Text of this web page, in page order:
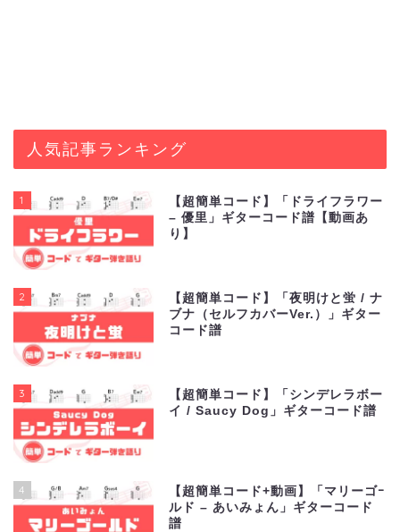
人気記事ランキング
1
【超簡単コード】「ドライフラワー
– 優里」ギターコード譜【動画あ
り】
2
【超簡単コード】「夜明けと蛍 / ナ
ブナ（セルフカバーVer.）」ギター
コード譜
3
【超簡単コード】「シンデレラボー
イ / Saucy Dog」ギターコード譜
4
【超簡単コード+動画】「マリーゴｰ
ルド – あいみょん」ギターコード
譜